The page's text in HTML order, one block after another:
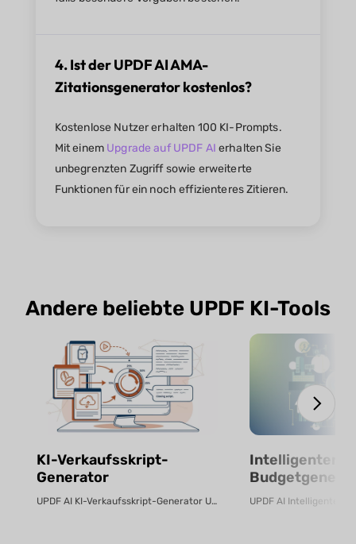
4. Ist der UPDF AI AMA-
Zitationsgenerator kostenlos?
Kostenlose Nutzer erhalten 100 KI-Prompts.
Mit einem Upgrade auf UPDF AI erhalten Sie
unbegrenzten Zugriff sowie erweiterte
Funktionen für ein noch effizienteres Zitieren.
Andere beliebte UPDF KI-Tools
KI-Verkaufsskript-
Generator
UPDF AI KI-Verkaufsskript-Generator UPDF AI verwandelt Produkt-PDFs oder B...
Intelligenter
kostenlos